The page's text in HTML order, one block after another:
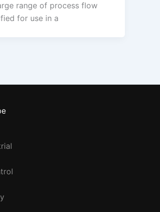
range of process flow
for use in a